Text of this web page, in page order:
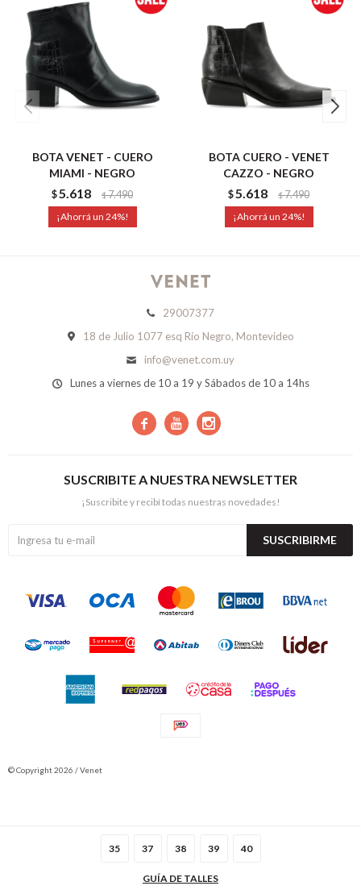
35 37 38 39 40
GUÍA DE TALLES
BOTA VENET - CUERO
MIAMI - NEGRO
$5.618 $7.490
24
BOTA CUERO - VENET
CAZZO - NEGRO
$5.618 $7.490
24
29007377
18 de Julio 1077 esq Río Negro, Montevideo
info@venet.com.uy
Lunes a viernes de 10 a 19 y Sábados de 10 a 14hs
  
SUSCRIBITE A NUESTRA NEWSLETTER
¡Suscribite y recibí todas nuestras novedades!
SUSCRIBIRME
© Copyright 2026 / Venet